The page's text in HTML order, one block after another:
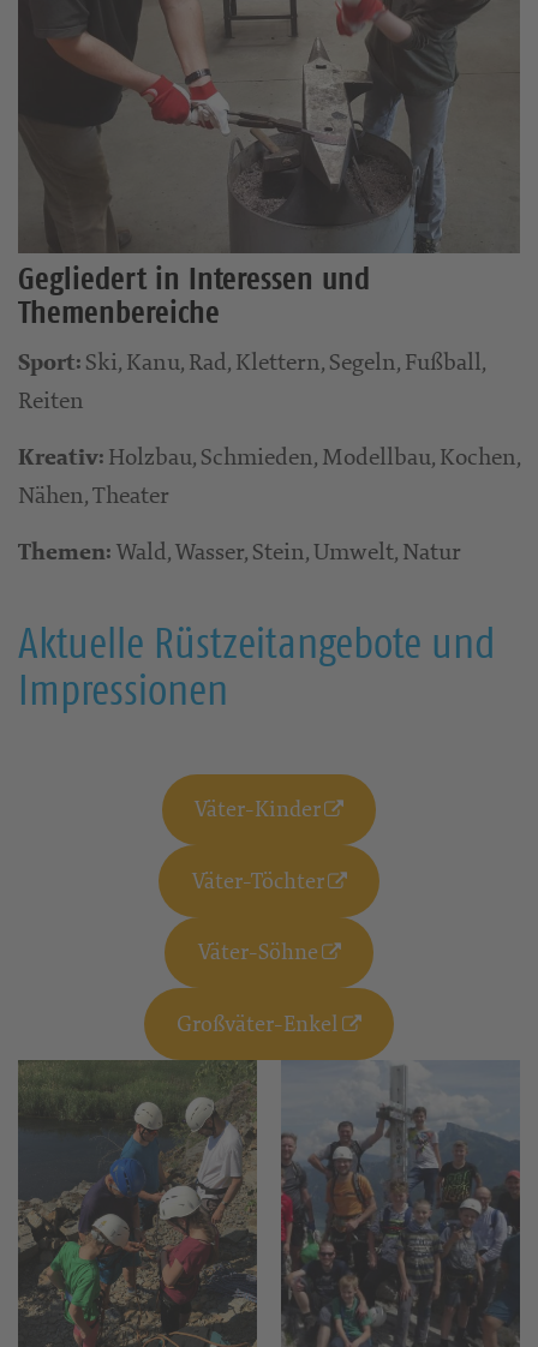
Gegliedert in Interessen und
Themenbereiche
Sport:Ski, Kanu, Rad, Klettern, Segeln, Fußball,
Reiten
Kreativ:Holzbau, Schmieden, Modellbau, Kochen,
Nähen, Theater
Themen:Wald, Wasser, Stein, Umwelt, Natur
Aktuelle Rüstzeitangebote und
Impressionen
Väter-Kinder
Väter-Töchter
Väter-Söhne
Großväter-Enkel